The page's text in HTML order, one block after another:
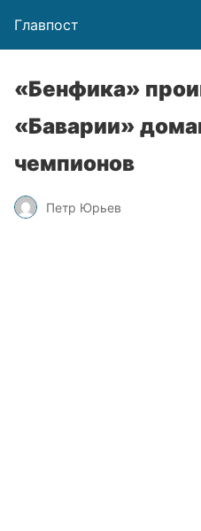
Главпост
«Бенфика»
«Баварии»
чемпионов
Петр Юрьев